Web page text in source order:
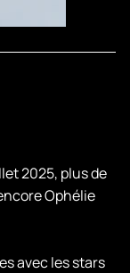
2025, plus de
Ophélie
avec les stars